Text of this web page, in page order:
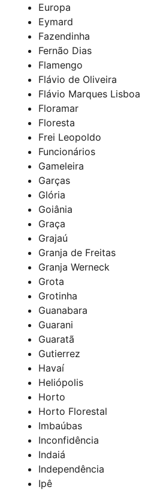
Europa
Eymard
Fazendinha
Fernão Dias
Flamengo
Flávio de Oliveira
Flávio Marques Lisboa
Floramar
Floresta
Frei Leopoldo
Funcionários
Gameleira
Garças
Glória
Goiânia
Graça
Grajaú
Granja de Freitas
Granja Werneck
Grota
Grotinha
Guanabara
Guarani
Guaratã
Gutierrez
Havaí
Heliópolis
Horto
Horto Florestal
Imbaúbas
Inconfidência
Indaiá
Independência
Ipê